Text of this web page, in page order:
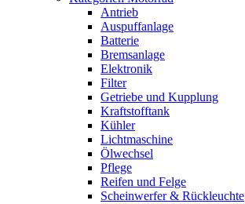
Antrieb
Auspuffanlage
Batterie
Bremsanlage
Elektronik
Filter
Getriebe und Kupplung
Kraftstofftank
Kühler
Lichtmaschine
Ölwechsel
Pflege
Reifen und Felge
Scheinwerfer & Rückleuchte